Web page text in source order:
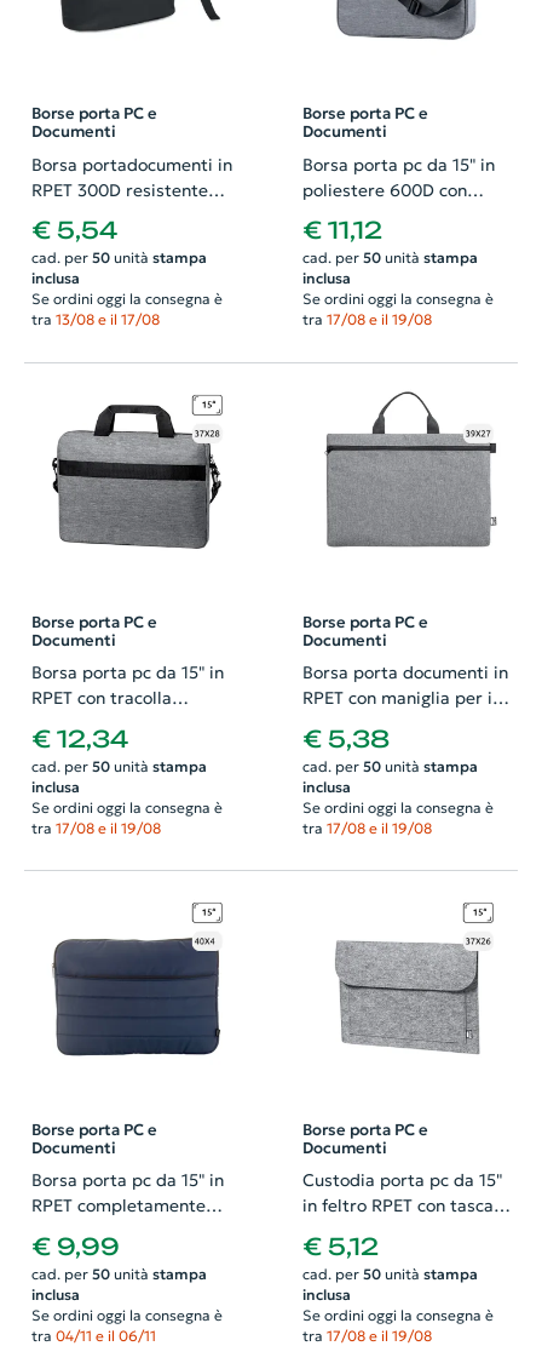
Borse porta PC e
Documenti
Borsa portadocumenti in
RPET 300D resistente
all'acqua
€ 5,54
cad. per 50unità stampa
inclusa
Se ordini oggi la consegna è
tra 13/08 e il 17/08
Borse porta PC e
Documenti
Borsa porta pc da 15" in
poliestere 600D con
protezione RFID e
connessione USB
integrata per power bank
38x9x30cm
€ 11,12
cad. per 50unità stampa
inclusa
Se ordini oggi la consegna è
tra 17/08 e il 19/08
Borse porta PC e
Documenti
Borsa porta pc da 15" in
RPET con tracolla
trolley 37x5x28cm
€ 12,34
cad. per 50unità stampa
inclusa
Se ordini oggi la consegna è
tra 17/08 e il 19/08
Borse porta PC e
Documenti
Borsa porta documenti in
RPET con maniglia per il
39x4x27cm
€ 5,38
cad. per 50unità stampa
inclusa
Se ordini oggi la consegna è
tra 17/08 e il 19/08
Borse porta PC e
Documenti
Borsa porta pc da 15" in
RPET completamente
40x3x3.5cm
€ 9,99
cad. per 50unità stampa
inclusa
Se ordini oggi la consegna è
tra 04/11 e il 06/11
Borse porta PC e
Documenti
Custodia porta pc da 15"
in feltro RPET con tasca
velcro 37x26cm
€ 5,12
cad. per 50unità stampa
inclusa
Se ordini oggi la consegna è
tra 17/08 e il 19/08